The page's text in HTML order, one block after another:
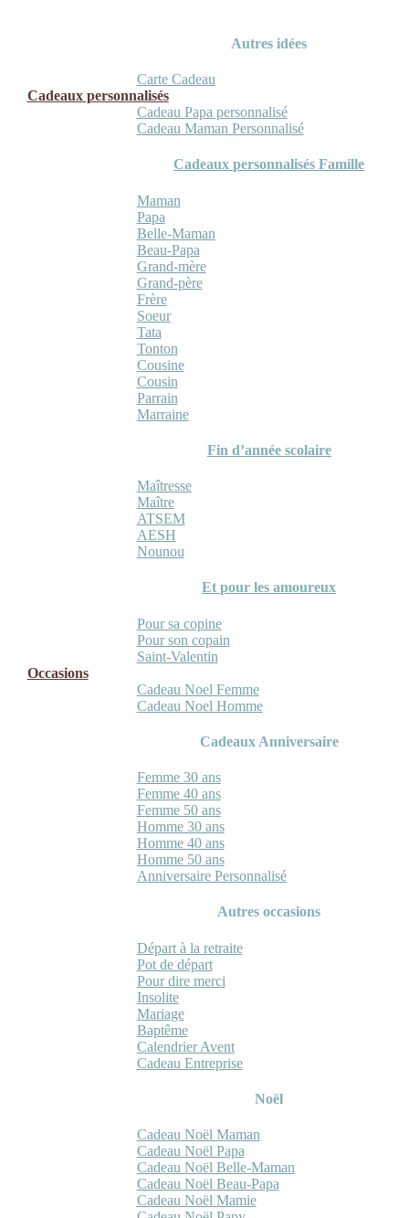
Autres idées
Carte Cadeau
Cadeaux personnalisés
Cadeau Papa personnalisé
Cadeau Maman Personnalisé
Cadeaux personnalisés Famille
Maman
Papa
Belle-Maman
Beau-Papa
Grand-mère
Grand-père
Frère
Soeur
Tata
Tonton
Cousine
Cousin
Parrain
Marraine
Fin d’année scolaire
Maîtresse
Maître
ATSEM
AESH
Nounou
Et pour les amoureux
Pour sa copine
Pour son copain
Saint-Valentin
Occasions
Cadeau Noel Femme
Cadeau Noel Homme
Cadeaux Anniversaire
Femme 30 ans
Femme 40 ans
Femme 50 ans
Homme 30 ans
Homme 40 ans
Homme 50 ans
Anniversaire Personnalisé
Autres occasions
Départ à la retraite
Pot de départ
Pour dire merci
Insolite
Mariage
Baptême
Calendrier Avent
Cadeau Entreprise
Noël
Cadeau Noël Maman
Cadeau Noël Papa
Cadeau Noël Belle-Maman
Cadeau Noël Beau-Papa
Cadeau Noël Mamie